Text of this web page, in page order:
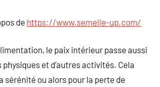
de https://www.semelle-up.com/
le paix intérieur passe aussi
et d’autres activités. Cela
sérénité ou alors pour la perte de